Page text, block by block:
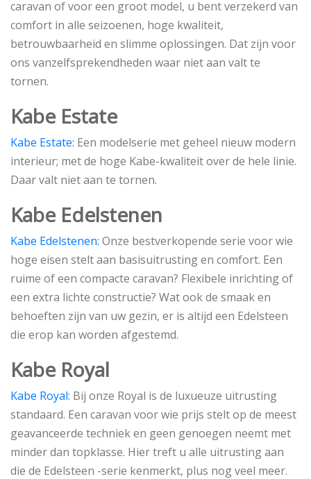
caravan of voor een groot model, u bent verzekerd van
comfort in alle seizoenen, hoge kwaliteit,
betrouwbaarheid en slimme oplossingen. Dat zijn voor
ons vanzelfsprekendheden waar niet aan valt te
tornen.
Kabe Estate
Kabe Estate: Een modelserie met geheel nieuw modern
interieur; met de hoge Kabe-kwaliteit over de hele linie.
Daar valt niet aan te tornen.
Kabe Edelstenen
Kabe Edelstenen: Onze bestverkopende serie voor wie
hoge eisen stelt aan basisuitrusting en comfort. Een
ruime of een compacte caravan? Flexibele inrichting of
een extra lichte constructie? Wat ook de smaak en
behoeften zijn van uw gezin, er is altijd een Edelsteen
die erop kan worden afgestemd.
Kabe Royal
Kabe Royal: Bij onze Royal is de luxueuze uitrusting
standaard. Een caravan voor wie prijs stelt op de meest
geavanceerde techniek en geen genoegen neemt met
minder dan topklasse. Hier treft u alle uitrusting aan
die de Edelsteen -serie kenmerkt, plus nog veel meer.